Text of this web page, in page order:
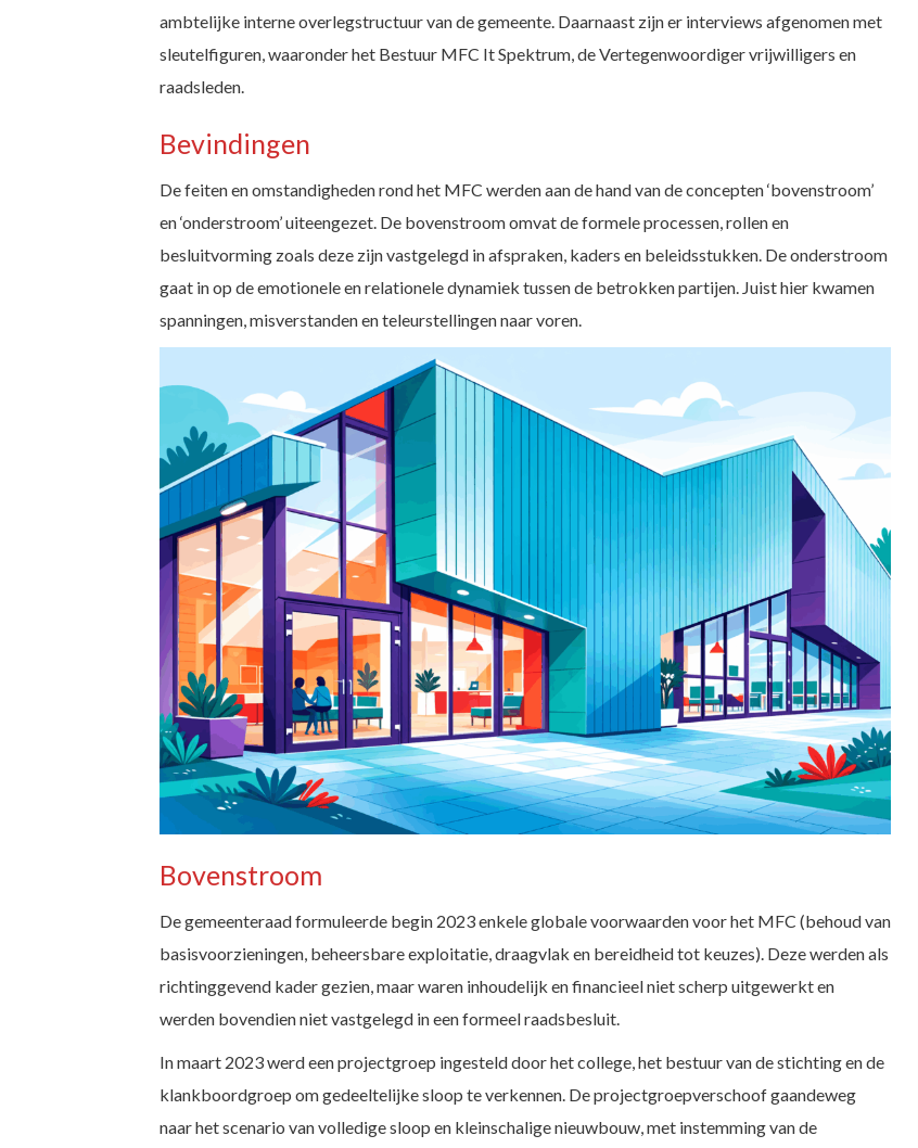
ambtelijke interne overlegstructuur van de gemeente. Daarnaast zijn er interviews afgenomen met
sleutelfiguren, waaronder het Bestuur MFC It Spektrum, de Vertegenwoordiger vrijwilligers en
raadsleden.
Bevindingen
De feiten en omstandigheden rond het MFC werden aan de hand van de concepten ‘bovenstroom’
en ‘onderstroom’ uiteengezet. De bovenstroom omvat de formele processen, rollen en
besluitvorming zoals deze zijn vastgelegd in afspraken, kaders en beleidsstukken. De onderstroom
gaat in op de emotionele en relationele dynamiek tussen de betrokken partijen. Juist hier kwamen
spanningen, misverstanden en teleurstellingen naar voren.
Bovenstroom
De gemeenteraad formuleerde begin 2023 enkele globale voorwaarden voor het MFC (behoud van
basisvoorzieningen, beheersbare exploitatie, draagvlak en bereidheid tot keuzes). Deze werden als
richtinggevend kader gezien, maar waren inhoudelijk en financieel niet scherp uitgewerkt en
werden bovendien niet vastgelegd in een formeel raadsbesluit.
In maart 2023 werd een projectgroep ingesteld door het college, het bestuur van de stichting en de
klankboordgroep om gedeeltelijke sloop te verkennen. De projectgroepverschoof gaandeweg
naar het scenario van volledige sloop en kleinschalige nieuwbouw, met instemming van de